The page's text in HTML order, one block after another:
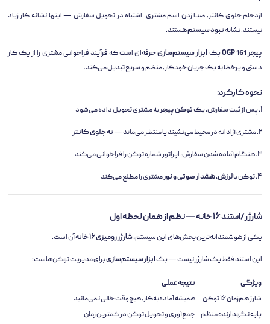
ازدحام جلوی کانتر، صدا زدن اسم مشتری، اشتباه در تحویل سفارش — اینها نشانه کار زیاد
نیستند. نشانهنبود سیستمهستند.
پیجر OGP 161 یک ابزار سیستم‌سازیحرفه‌ای است که فرآیند فراخوانی مشتری را از یک کار
دستی و پرخطا به یک جریان خودکار، منظم و سریع تبدیل می‌کند.
نحوه کارکرد:
۱. پس از ثبت سفارش، یک توکن پیجربه مشتری تحویل داده می‌شود
۲. مشتری آزادانه در محیط می‌نشیند یا منتظر می‌ماند — نه جلوی کانتر
۳. هنگام آماده شدن سفارش، اپراتور شماره توکن را فراخوانی می‌کند
۴. توکن با لرزش، هشدار صوتی و نورمشتری را مطلع می‌کند
شارژر/استند ۱۶ خانه — نظم از همان لحظه اول
یکی از هوشمندانه‌ترین بخش‌های این سیستم،شارژر رومیزی ۱۶ خانه آن است.
این استند فقط یک شارژر نیست — یکابزار سیستم‌سازیبرای مدیریت توکن‌هاست:
ویژگی
نتیجه عملی
شارژ هم‌زمان ۱۶ توکن
همیشه آماده‌به‌کار، هیچ‌وقت خالی نمی‌مانید
پایه نگهدارنده منظم جمع‌آوری و تحویل توکن در کمترین زمان